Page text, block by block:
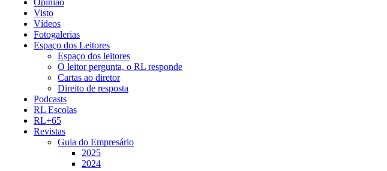
Visto
Vídeos
Fotogalerias
Espaço dos Leitores
Espaço dos leitores
O leitor pergunta, o RL responde
Cartas ao diretor
Direito de resposta
Podcasts
RL Escolas
RL+65
Revistas
Guia do Empresário
2025
2024